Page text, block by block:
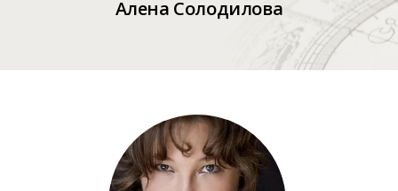
Алена Солодилова